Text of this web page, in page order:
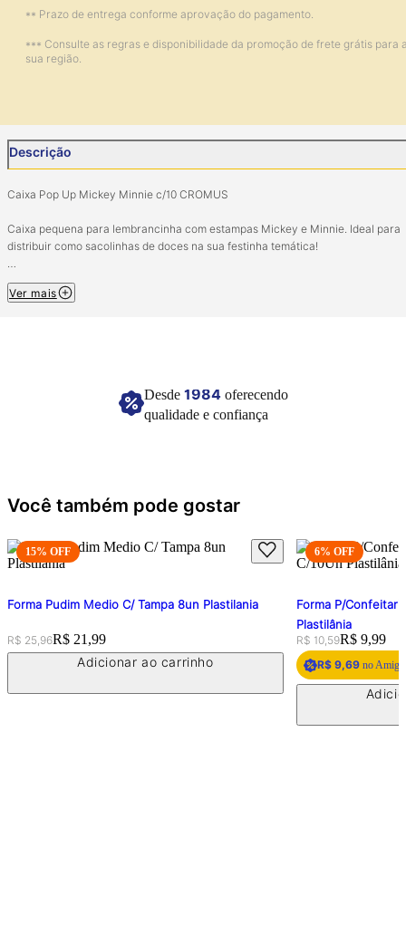
** Prazo de entrega conforme aprovação do pagamento.
*** Consulte as regras e disponibilidade da promoção de frete grátis para
sua região.
Descrição
Caixa Pop Up Mickey Minnie c/10 CROMUS
Caixa pequena para lembrancinha com estampas Mickey e Minnie. Ideal para
distribuir como sacolinhas de doces na sua festinha temática!
Pacote com 10 unidades.
Composição: papel cartão e pigmento colorido.
Ver mais
Desde 1984oferecendo
qualidade e confiança
Você também pode gostar
15% OFF
Forma Pudim Medio C/ Tampa 8un Plastilania
Original price:
R$ 25,96Price:
R$ 21,99
Adicionar ao carrinho
6% OFF
Forma P/
Plastilânia
Original price:
R$ 10,59Price:
R$ 9,99
R$ 9,69no Amigo